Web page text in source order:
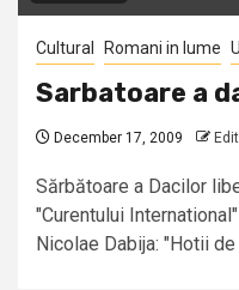
Cultural Romani in lume
Sarbatoare a
December 17, 2009
Sărbătoare a Dacilor
"Curentului
Nicolae Dabija: "Hotii